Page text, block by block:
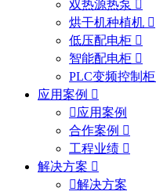
双热源热泵
烘干机种植机
低压配电柜
智能配电柜
PLC变频控制柜
应用案例
应用案例
合作案例
工程业绩
解决方案
解决方案